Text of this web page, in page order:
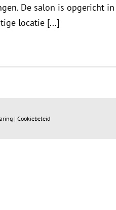
De salon is opgericht in
locatie [...]
| Cookiebeleid